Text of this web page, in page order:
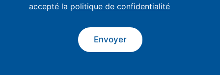
accepté la politique de confidentialité